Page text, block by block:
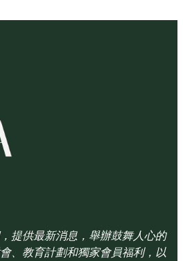
提供最新消息，舉辦鼓舞人心的
、教育計劃和獨家會員福利，以